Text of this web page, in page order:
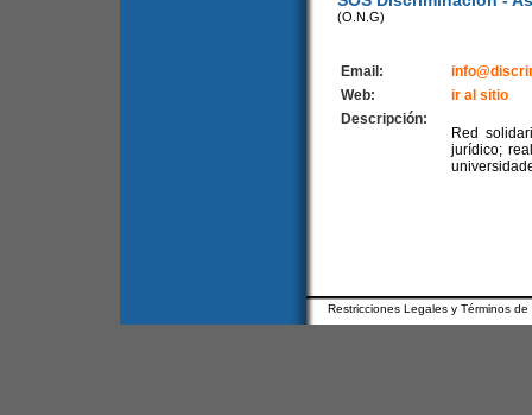
(O.N.G)
Email:
Web:
ir al sitio
Descripción:
Red
jurídico;
Restricciones Legales y Términos de